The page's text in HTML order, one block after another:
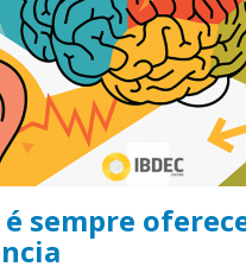
sempre